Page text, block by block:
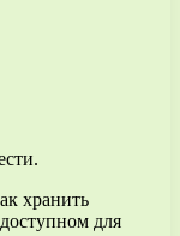
хранить
для